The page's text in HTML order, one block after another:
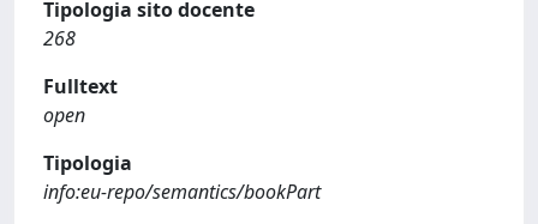
Tipologia sito docente
268
Fulltext
open
Tipologia
info:eu-repo/semantics/bookPart